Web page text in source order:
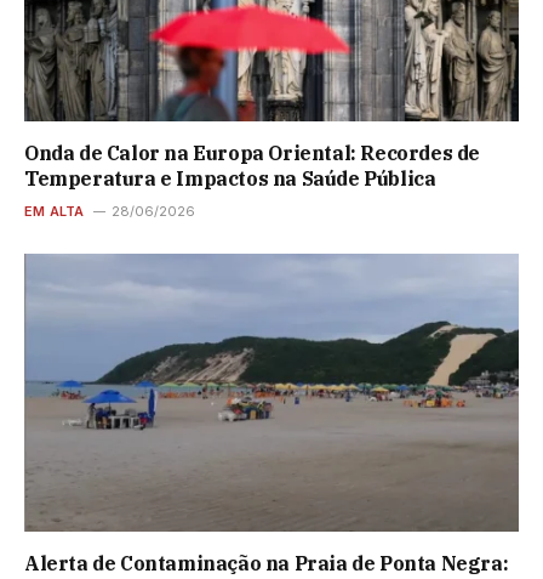
Onda de Calor na Europa Oriental: Recordes de
Temperatura e Impactos na Saúde Pública
EM ALTA 28/06/2026
Alerta de Contaminação na Praia de Ponta Negra: